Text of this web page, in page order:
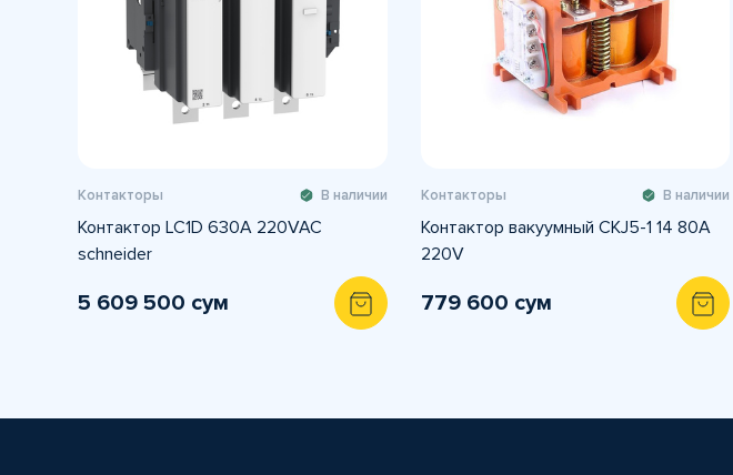
Контакторы В наличии
Контактор LC1D 630A 220VAC
schneider
5 609 500 сум
Контакторы В наличии
Контактор вакуумный CKJ5-1 14 80A
220V
779 600 сум